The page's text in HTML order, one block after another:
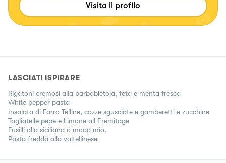
Visita il profilo
LASCIATI ISPIRARE
Rigatoni cremosi alla barbabietola, feta e menta fresca
White pepper pasta
Insalata di Farro Telline, cozze sgusciate e gamberetti e zucchine
Tagliatelle pepe e Limone all Eremitage
Fusilli alla siciliana a modo mio.
Pasta fredda alla valtellinese